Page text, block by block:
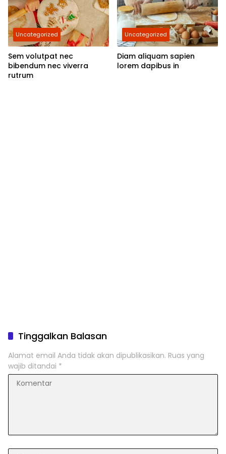
Uncategorized
Sem volutpat nec
bibendum nec viverra
rutrum
Uncategorized
Diam aliquam sapien
lorem dapibus in
Tinggalkan Balasan
Alamat email Anda tidak akan dipublikasikan. Ruas yang
wajib ditandai *